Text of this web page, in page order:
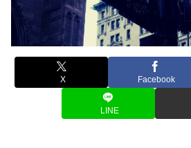
X Facebook
LINE